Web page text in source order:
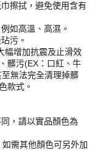
擦拭，避免使用含有
如高溫、高濕。
污。
幅增加抗震及止滑效
髒污(EX：口紅、牛
無法完全清理掉髒
款式。
，請以實品顏色為
需其他顏色可另外加